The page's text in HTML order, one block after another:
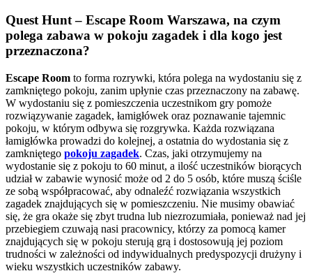
Quest Hunt – Escape Room Warszawa, na czym
polega zabawa w pokoju zagadek i dla kogo jest
przeznaczona?
Escape Room to forma rozrywki, która polega na wydostaniu się z
zamkniętego pokoju, zanim upłynie czas przeznaczony na zabawę.
W wydostaniu się z pomieszczenia uczestnikom gry pomoże
rozwiązywanie zagadek, łamigłówek oraz poznawanie tajemnic
pokoju, w którym odbywa się rozgrywka. Każda rozwiązana
łamigłówka prowadzi do kolejnej, a ostatnia do wydostania się z
zamkniętego pokoju zagadek. Czas, jaki otrzymujemy na
wydostanie się z pokoju to 60 minut, a ilość uczestników biorących
udział w zabawie wynosić może od 2 do 5 osób, które muszą ściśle
ze sobą współpracować, aby odnaleźć rozwiązania wszystkich
zagadek znajdujących się w pomieszczeniu. Nie musimy obawiać
się, że gra okaże się zbyt trudna lub niezrozumiała, ponieważ nad jej
przebiegiem czuwają nasi pracownicy, którzy za pomocą kamer
znajdujących się w pokoju sterują grą i dostosowują jej poziom
trudności w zależności od indywidualnych predyspozycji drużyny i
wieku wszystkich uczestników zabawy.